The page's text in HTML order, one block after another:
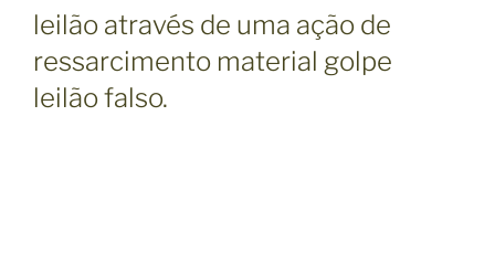
leilão através de uma ação de
ressarcimento material golpe
leilão falso.